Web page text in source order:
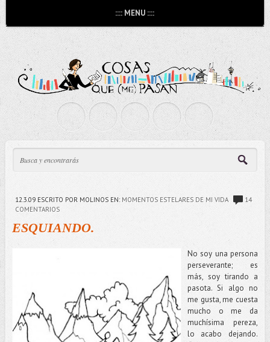
:::: MENU ::::
12.3.09ESCRITO POR MOLINOS EN: MOMENTOS ESTELARES DE MI VIDA
14
COMENTARIOS
ESQUIANDO.
No soy una persona
perseverante; es
más, soy tirando a
pasota. Si algo no
me gusta, me cuesta
mucho o me da
muchísima pereza,
lo acabo dejando.